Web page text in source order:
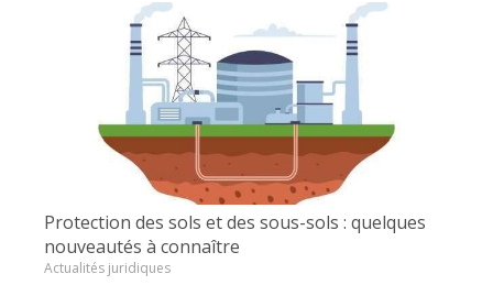
Protection des sols et des sous-sols : quelques
nouveautés à connaître
Actualités juridiques